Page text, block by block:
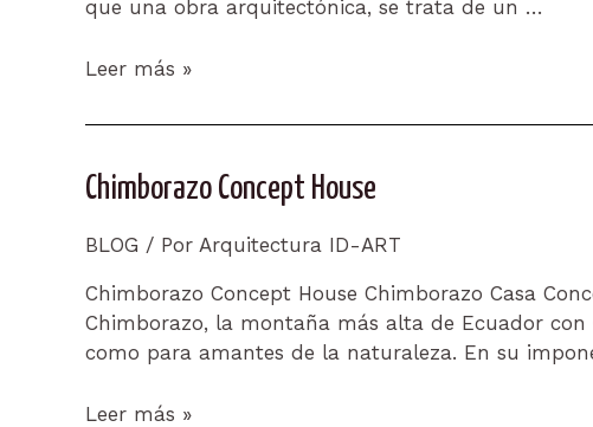
que una obra arquitectónica, se trata de un …
Museo
del
Mitad
Mundo
Leer más »
Chimborazo Concept House
BLOG / Por Arquitectura ID-ART
Chimborazo Concept House Chimborazo Casa
Chimborazo, la montaña más alta de Ecuador
como para amantes de la naturaleza. En su
Chimborazo
Leer más »